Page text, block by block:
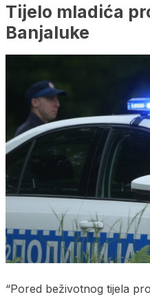
Tijelo mladića
Banjaluke
“Pored beživotnog tijela